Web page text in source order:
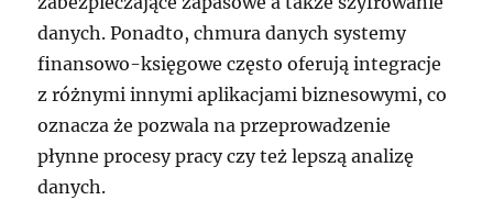
danych. Ponadto, chmura danych systemy
finansowo-księgowe często oferują integracje
z różnymi innymi aplikacjami biznesowymi, co
oznacza że pozwala na przeprowadzenie
płynne procesy pracy czy też lepszą analizę
danych.